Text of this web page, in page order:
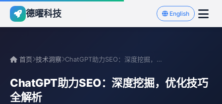
德曜科技 English
首页 技术洞察 ChatGPT助力SEO：深度挖掘，优化技巧全解析
ChatGPT助力SEO：深度挖掘，优化技巧
全解析